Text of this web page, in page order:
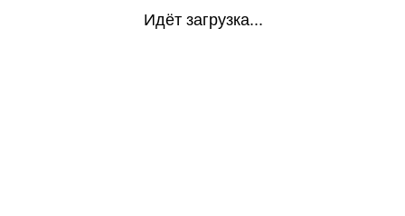
Идёт загрузка...